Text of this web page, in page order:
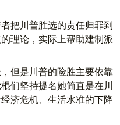
把川普胜选的责任归罪到
理论，实际上帮助建制派
但是川普的险胜主要依靠
们坚持提名她简直是在川
济危机、生活水准的下降